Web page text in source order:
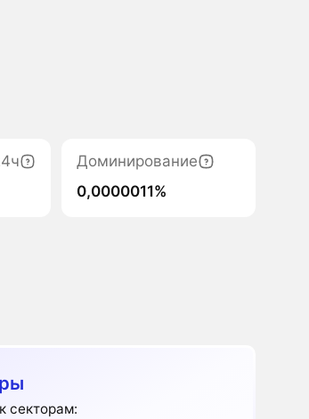
Доминирование
0,0000011%
секторам: